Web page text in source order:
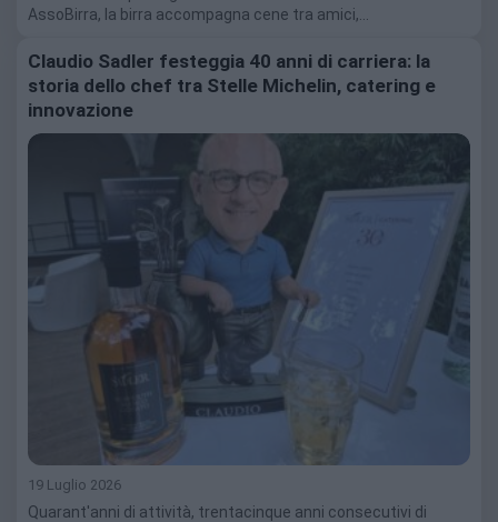
AssoBirra, la birra accompagna cene tra amici,…
Claudio Sadler festeggia 40 anni di carriera: la
storia dello chef tra Stelle Michelin, catering e
innovazione
19 Luglio 2026
Quarant'anni di attività, trentacinque anni consecutivi di